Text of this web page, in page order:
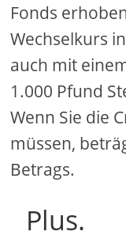
Fonds
Wechselkurs
auch mit
1.000 Pfund
Wenn Sie die
müssen,
Betrags.
Plus.